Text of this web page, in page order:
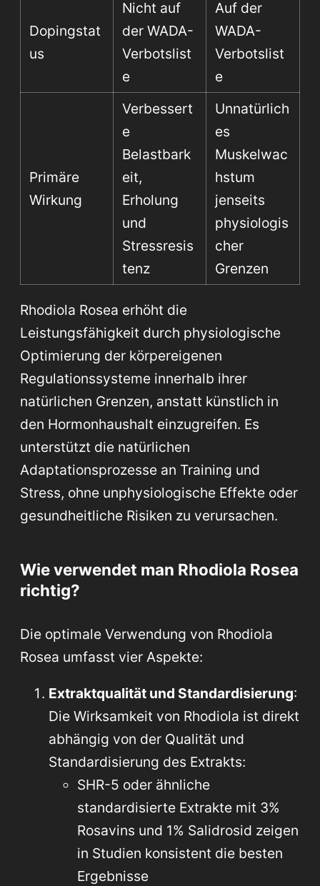
Dopingstat
us
Nicht auf
der WADA-
Verbotslist
e
Auf der
WADA-
Verbotslist
e
Primäre
Wirkung
Verbessert
e
Belastbark
eit,
Erholung
und
Stressresis
tenz
Unnatürlich
es
Muskelwac
hstum
jenseits
physiologis
cher
Grenzen
Rhodiola Rosea erhöht die
Leistungsfähigkeit durch physiologische
Optimierung der körpereigenen
Regulationssysteme innerhalb ihrer
natürlichen Grenzen, anstatt künstlich in
den Hormonhaushalt einzugreifen. Es
unterstützt die natürlichen
Adaptationsprozesse an Training und
Stress, ohne unphysiologische Effekte oder
gesundheitliche Risiken zu verursachen.
Wie verwendet man Rhodiola Rosea
richtig?
Die optimale Verwendung von Rhodiola
Rosea umfasst vier Aspekte:
Extraktqualität und Standardisierung:
Die Wirksamkeit von Rhodiola ist direkt
abhängig von der Qualität und
Standardisierung des Extrakts:
SHR-5 oder ähnliche
standardisierte Extrakte mit 3%
Rosavins und 1% Salidrosid zeigen
in Studien konsistent die besten
Ergebnisse